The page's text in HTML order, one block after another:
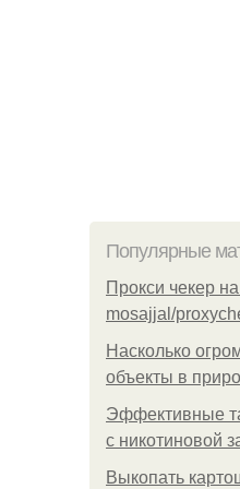
Популярные
Прокси чекер
mosajjal/
Насколько
объекты в
Эффективные
с никотиновой
Выкопать